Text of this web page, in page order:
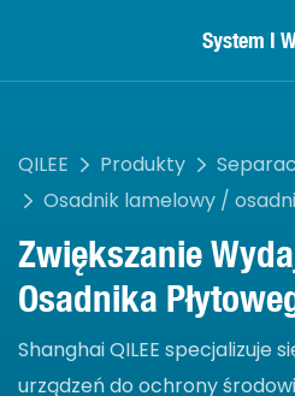
System I
QILEE Produkty
Osadnik lamelowy /
Zwiększanie
Osadnika
Shanghai QILEE specjalizuje
urządzeń do ochrony